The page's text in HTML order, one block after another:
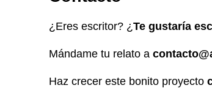
¿Eres escritor? ¿ Te gustaría
Mándame tu relato a
Haz crecer este bonito proyecto